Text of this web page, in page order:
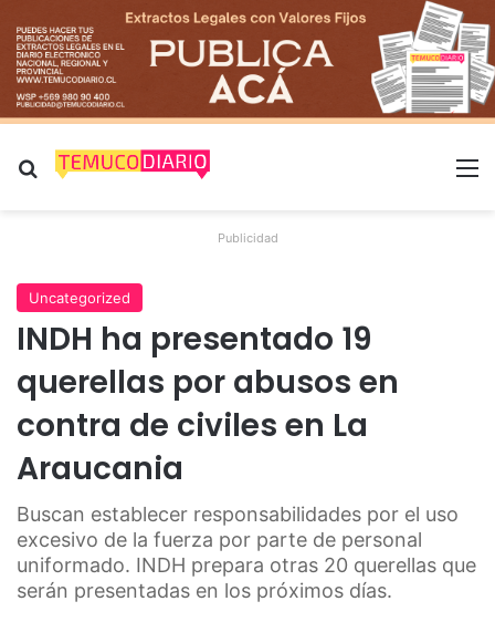
Buscar por
Publicidad
Uncategorized
INDH ha presentado 19
querellas por abusos en
contra de civiles en La
Araucania
Buscan establecer responsabilidades por el uso
excesivo de la fuerza por parte de personal
uniformado. INDH prepara otras 20 querellas que
serán presentadas en los próximos días.